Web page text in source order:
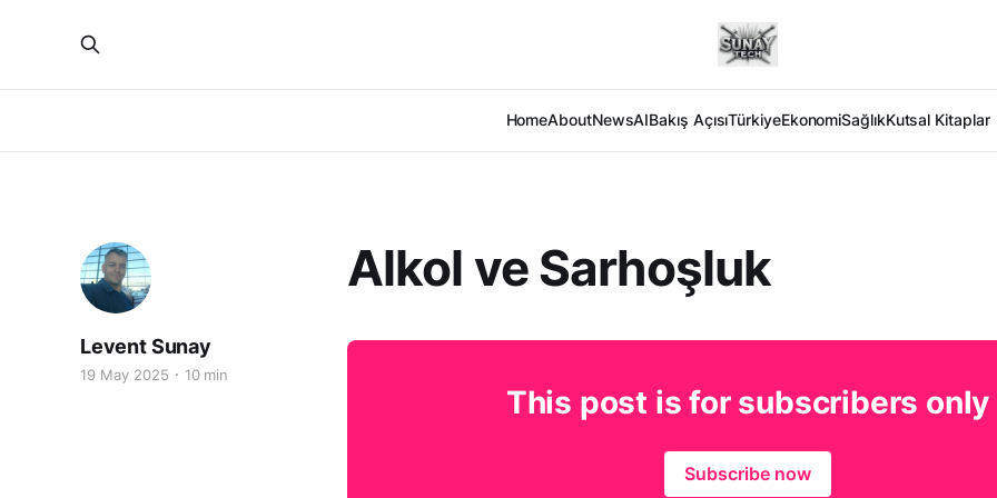
HomeAboutNewsAIBakış AçısıTürkiyeEkonomiSağlıkKutsal Kitaplar
Alkol ve Sarhoşluk
Levent Sunay
19 May 2025 10 min
This post is for subscribers only
Subscribe now